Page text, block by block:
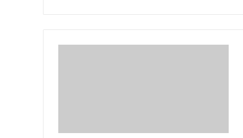
Terkait